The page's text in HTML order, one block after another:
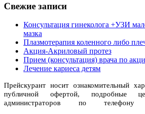
Свежие записи
Консультация гинеколога +УЗИ
мазка
Плазмотерапия коленного либо
Акция-Акриловый протез
Прием (консультация) врача по
Лечение кариеса детям
Прейскурант носит ознакомительный
публичной офертой, подробные
администраторов по